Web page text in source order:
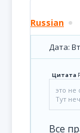
Russian
Дата:
Цитата
это не
Тут
Все